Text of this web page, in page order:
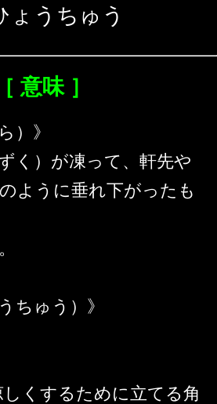
ょうちゅう
［ 意味 ］
）》
く）が凍って、軒先や
ように垂れ下がったも
ちゅう）》
くするために立てる角